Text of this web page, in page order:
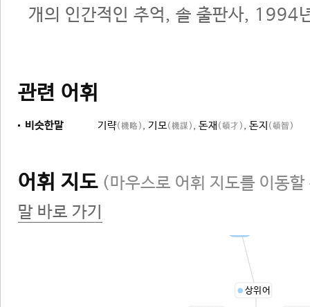
개의 인간적인 추억, 솔 출판사, 1994
관련 어휘
비슷한말 기략(機略) , 기모(機謀) , 돈재 (頓才) , 돈지 (頓智)
어휘 지도 (마우스로 어휘 지도를 이동
말 바로 가기
상위어